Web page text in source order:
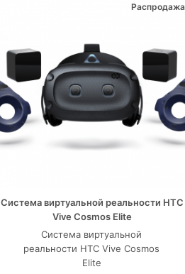
Система виртуальной реальности HTC
Vive Cosmos Elite
Система виртуальной
реальности HTC Vive Cosmos
Elite
Распродажа